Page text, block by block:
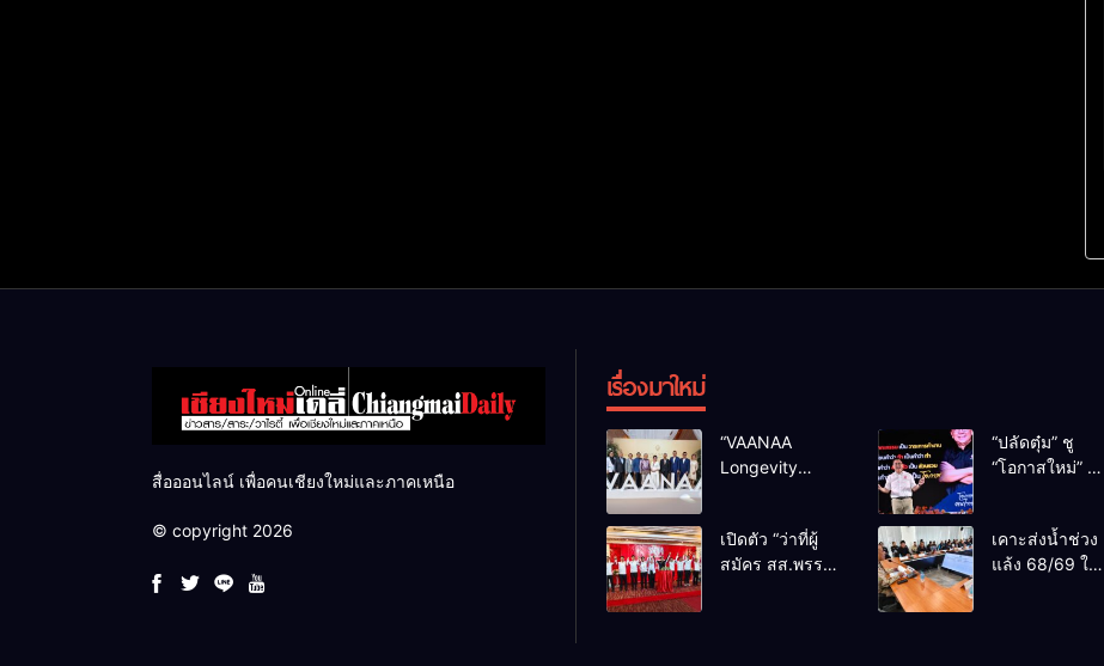
สื่อออนไลน์ เพื่อคนเชียงใหม่และภาคเหนือ
© copyright 2026
เรื่องมาใหม่
“VAANAA
Longevity
เอนต์ใหญ่สุดใน
อาเซียน
“ปลัดตุ๋ม” ชู
“โอกาสใหม่” นำ
ไม่ใช่เล่น
การเมือง
เปิดตัว “ว่าที่ผู้
สมัคร สส.พรรค
เคาะส่งน้ำช่วง
แล้ง 68/69 ใช้